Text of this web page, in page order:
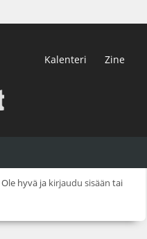
Kalenteri Zine
Ole hyvä ja kirjaudu sisään tai